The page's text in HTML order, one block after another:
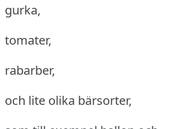
gurka,
tomater,
rabarber,
och lite olika bärsorter,